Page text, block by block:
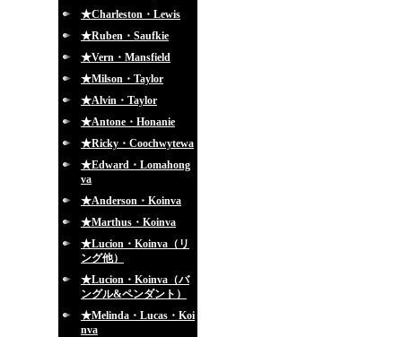
★Charleston・Lewis
★Ruben・Saufkie
★Vern・Mansfield
★Milson・Taylor
★Alvin・Taylor
★Antone・Honanie
★Ricky・Coochwytewa
★Edward・Lomahong
va
★Anderson・Koinva
★Marthus・Koinva
★Lucion・Koinva（リ
ング他）
★Lucion・Koinva（バ
ングル&ペンダント）
★Melinda・Lucas・Koi
nva